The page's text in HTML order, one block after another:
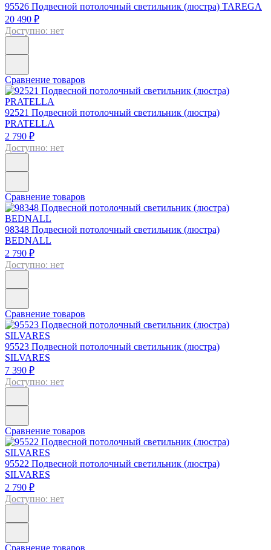
95526 Подвесной потолочный светильник (люстра) TAREGA
20 490 ₽
Доступно: нет
Сравнение товаров
92521 Подвесной потолочный светильник (люстра)
PRATELLA
2 790 ₽
Доступно: нет
Сравнение товаров
98348 Подвесной потолочный светильник (люстра)
BEDNALL
2 790 ₽
Доступно: нет
Сравнение товаров
95523 Подвесной потолочный светильник (люстра)
SILVARES
7 390 ₽
Доступно: нет
Сравнение товаров
95522 Подвесной потолочный светильник (люстра)
SILVARES
2 790 ₽
Доступно: нет
Сравнение товаров